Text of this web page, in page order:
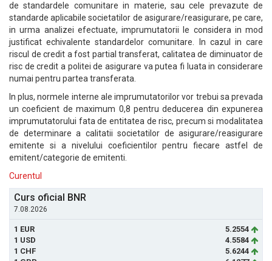
de standardele comunitare in materie, sau cele prevazute de
standarde aplicabile societatilor de asigurare/reasigurare, pe care,
in urma analizei efectuate, imprumutatorii le considera in mod
justificat echivalente standardelor comunitare. In cazul in care
riscul de credit a fost partial transferat, calitatea de diminuator de
risc de credit a politei de asigurare va putea fi luata in considerare
numai pentru partea transferata.
In plus, normele interne ale imprumutatorilor vor trebui sa prevada
un coeficient de maximum 0,8 pentru deducerea din expunerea
imprumutatorului fata de entitatea de risc, precum si modalitatea
de determinare a calitatii societatilor de asigurare/reasigurare
emitente si a nivelului coeficientilor pentru fiecare astfel de
emitent/categorie de emitenti.
Curentul
Curs oficial BNR
7.08.2026
1 EUR
5.2554
1 USD
4.5584
1 CHF
5.6244